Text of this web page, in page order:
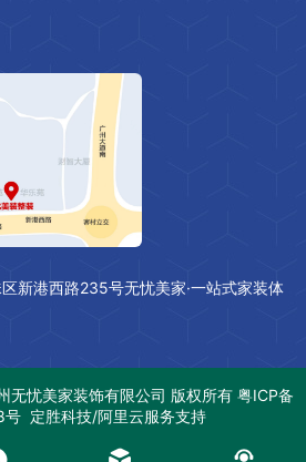
新港西路235号无忧美家·一站式家装体
无忧美家装饰有限公司 版权所有 粤ICP备
号 定胜科技/阿里云服务支持